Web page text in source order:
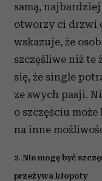
samą,
otworzy ci drzwi
wskazuje, że
szczęśliwe niż te
się, że single
ze swych pasji.
o szczęściu
na inne
2. Nie mogę być
przeżywa kłopoty